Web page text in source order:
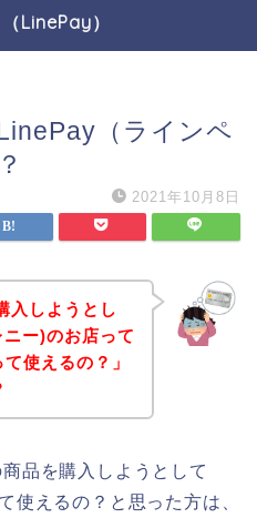
LinePay）
（ラインペ
2021年10月8日
入しようとし
ー)のお店って
使えるの？」
品を購入しようとして
使えるの？と思った方は、